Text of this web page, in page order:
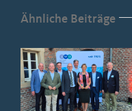
Ähnliche Beiträge